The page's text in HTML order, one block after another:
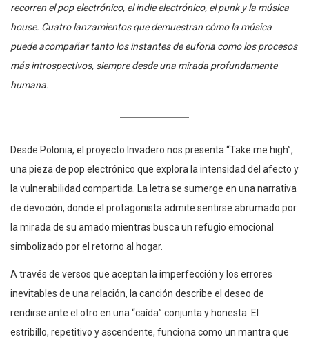
recorren el pop electrónico, el indie electrónico, el punk y la música
house. Cuatro lanzamientos que demuestran cómo la música
puede acompañar tanto los instantes de euforia como los procesos
más introspectivos, siempre desde una mirada profundamente
humana.
Desde Polonia, el proyecto Invadero nos presenta “Take me high”,
una pieza de pop electrónico que explora la intensidad del afecto y
la vulnerabilidad compartida. La letra se sumerge en una narrativa
de devoción, donde el protagonista admite sentirse abrumado por
la mirada de su amado mientras busca un refugio emocional
simbolizado por el retorno al hogar.
A través de versos que aceptan la imperfección y los errores
inevitables de una relación, la canción describe el deseo de
rendirse ante el otro en una “caída” conjunta y honesta. El
estribillo, repetitivo y ascendente, funciona como un mantra que